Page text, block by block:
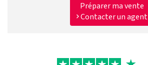
Préparer ma vente
Contacter un agent